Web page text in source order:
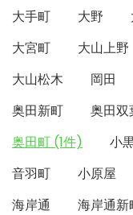
大手町 大野
大宮町
大山上野
大山松木
岡田
奥田新町
奥田双
奥田町 (1件)
小
音羽町
小原屋
海岸通
海岸通新